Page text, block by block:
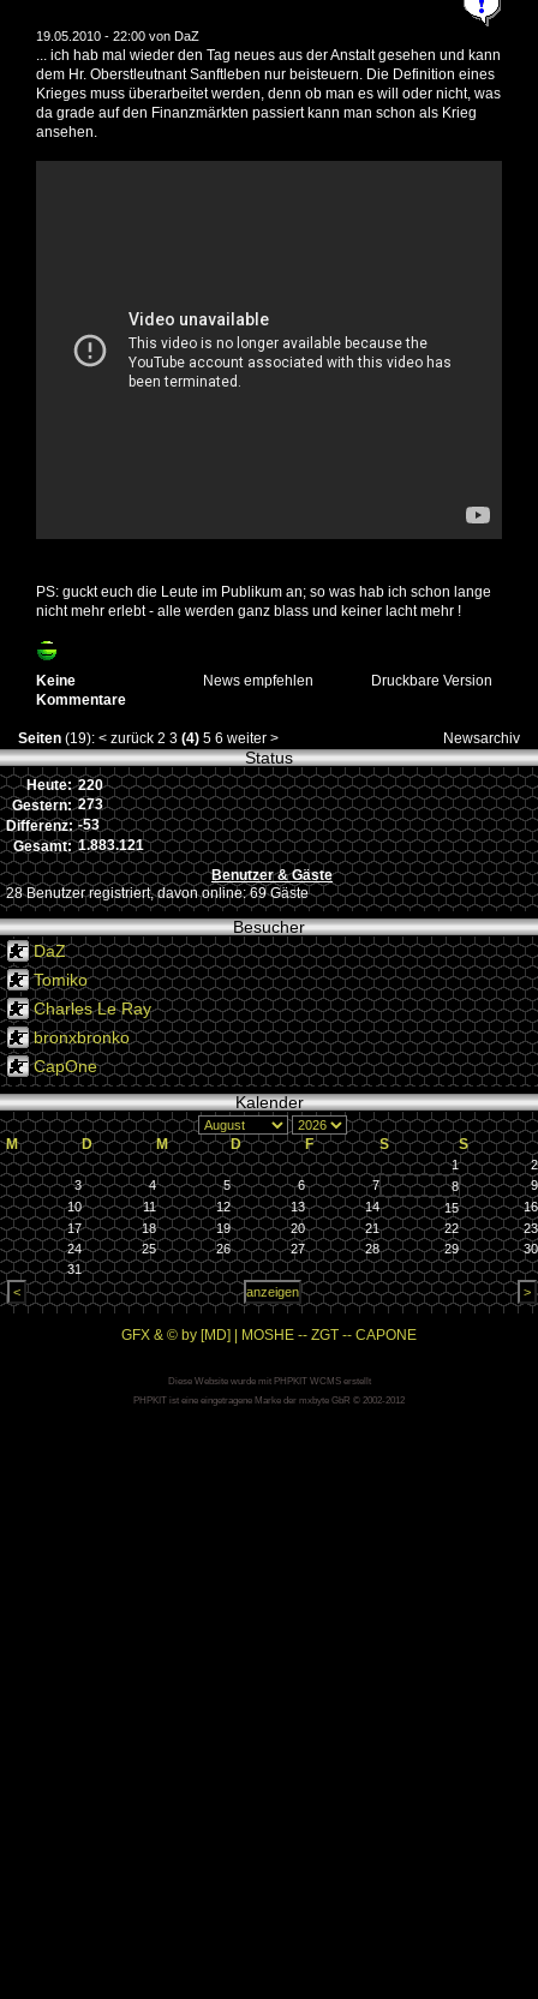
19.05.2010 - 22:00 von DaZ
... ich hab mal wieder den Tag neues aus der Anstalt gesehen und kann
dem Hr. Oberstleutnant Sanftleben nur beisteuern. Die Definition eines
Krieges muss überarbeitet werden, denn ob man es will oder nicht, was
da grade auf den Finanzmärkten passiert kann man schon als Krieg
ansehen.
PS: guckt euch die Leute im Publikum an; so was hab ich schon lange
nicht mehr erlebt - alle werden ganz blass und keiner lacht mehr !
Keine
Kommentare
News empfehlen Druckbare Version
Seiten (19): < zurück 2 3 (4) 5 6 weiter > Newsarchiv
Status
Heute: 220
Gestern: 273
Differenz: -53
Gesamt: 1.883.121
Benutzer & Gäste
28 Benutzer registriert, davon online: 69 Gäste
Besucher
DaZ
Tomiko
Charles Le Ray
bronxbronko
CapOne
Kalender
M D M D F S S
1
2
3
4 5 6 7 8
9
10
11 12 13 14 15
16
17
18 19 20 21 22
23
24
25 26 27 28 29
30
31
GFX & © by [MD] | MOSHE -- ZGT -- CAPONE
Diese Website wurde mit PHPKIT WCMS erstellt
PHPKIT ist eine eingetragene Marke der mxbyte GbR © 2002-2012